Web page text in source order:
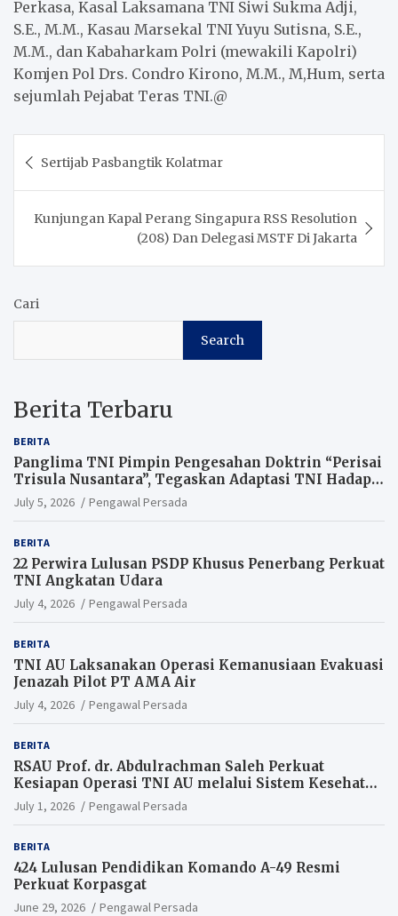
Perkasa, Kasal Laksamana TNI Siwi Sukma Adji,
S.E., M.M., Kasau Marsekal TNI Yuyu Sutisna, S.E.,
M.M., dan Kabaharkam Polri (mewakili Kapolri)
Komjen Pol Drs. Condro Kirono, M.M., M,Hum, serta
sejumlah Pejabat Teras TNI.@
navigation
Sertijab Pasbangtik Kolatmar
Kunjungan Kapal Perang Singapura RSS Resolution
(208) Dan Delegasi MSTF Di Jakarta
Cari
Search
Berita Terbaru
BERITA
Panglima TNI Pimpin Pengesahan Doktrin “Perisai
Trisula Nusantara”, Tegaskan Adaptasi TNI Hadapi
Perang Modern
July 5, 2026 Pengawal Persada
BERITA
22 Perwira Lulusan PSDP Khusus Penerbang Perkuat
TNI Angkatan Udara
July 4, 2026 Pengawal Persada
BERITA
TNI AU Laksanakan Operasi Kemanusiaan Evakuasi
Jenazah Pilot PT AMA Air
July 4, 2026 Pengawal Persada
BERITA
RSAU Prof. dr. Abdulrachman Saleh Perkuat
Kesiapan Operasi TNI AU melalui Sistem Kesehatan
Andal
July 1, 2026 Pengawal Persada
BERITA
424 Lulusan Pendidikan Komando A-49 Resmi
Perkuat Korpasgat
June 29, 2026 Pengawal Persada